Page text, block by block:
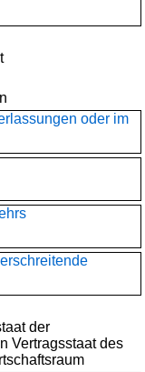
oder im
der
Vertragsstaat des